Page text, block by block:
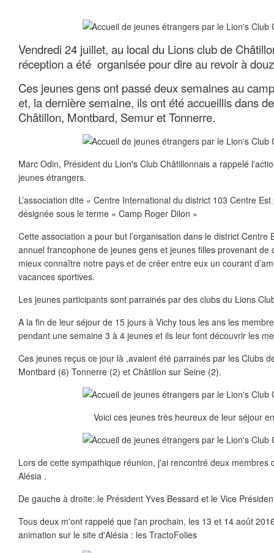
Vendredi 24 juillet, au local du Lions club de
réception a été organisée pour dire au revoir à
Ces jeunes gens ont passé deux semaines au
et, la dernière semaine, ils ont été accueillis dans
Châtillon, Montbard, Semur et Tonnerre.
Marc Odin, Président du Lion's Club Châtillonnais a rappelé
jeunes étrangers.
L’association dite « Centre International du district 103 Centre
désignée sous le terme « Camp Roger Dilon »
Cette association a pour but l’organisation dans le district Centre
annuel francophone de jeunes gens et jeunes filles provenant de
mieux connaître notre pays et de créer entre eux un courant
vacances sportives.
Les jeunes participants sont parrainés par des clubs du Lions
A la fin de leur séjour de 15 jours à Vichy tous les ans les
pendant une semaine 3 à 4 jeunes et ils leur font découvrir les
Ces jeunes reçus ce jour là ,avaient été parrainés par les Clubs
Montbard (6) Tonnerre (2) et Châtillon sur Seine (2).
Voici ces jeunes très heureux de leur séjour
Lors de cette sympathique réunion, j'ai rencontré deux membres
Alésia .
De gauche à droite: le Président Yves Bessard et le Vice
Tous deux m'ont rappelé que l'an prochain, les 13 et 14 août
animation sur le site d'Alésia : les TractoFolies